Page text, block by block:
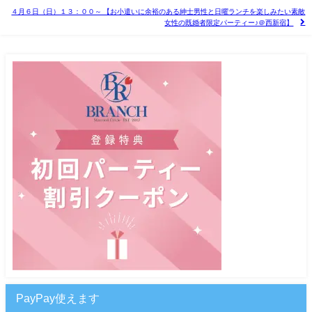
４月６日（日）１３：００～ 【お小遣いに余裕のある紳士男性と日曜ランチを楽しみたい素敵
女性の既婚者限定パーティー♪＠西新宿】
PayPay使えます